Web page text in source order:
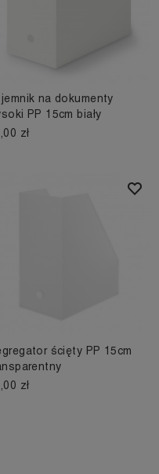
na dokumenty
PP 15cm biały
zł
ścięty PP 15cm
zł